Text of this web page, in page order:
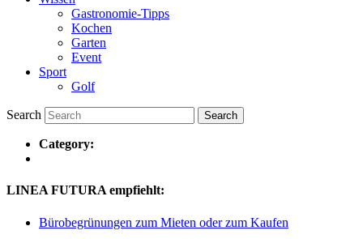
Gastronomie-Tipps
Kochen
Garten
Event
Sport
Golf
Search
Category:
LINEA FUTURA empfiehlt:
Bürobegrünungen zum Mieten oder zum Kaufen